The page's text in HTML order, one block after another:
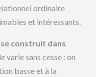
ordinaire
et intéressants.
construit dans
varie sans cesse : on
basse et à la